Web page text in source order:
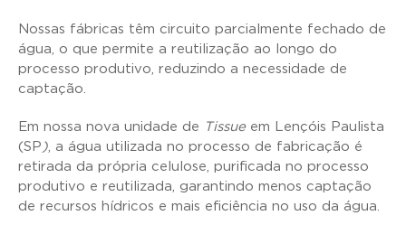
Nossas fábricas têm circuito parcialmente fechado de
água, o que permite a reutilização ao longo do
processo produtivo, reduzindo a necessidade de
captação.
Em nossa nova unidade de Tissue em Lençóis Paulista
(SP ) , a água utilizada no processo de fabricação é
retirada da própria celulose, purificada no processo
produtivo e reutilizada, garantindo menos captação
de recursos hídricos e mais eficiência no uso da água.